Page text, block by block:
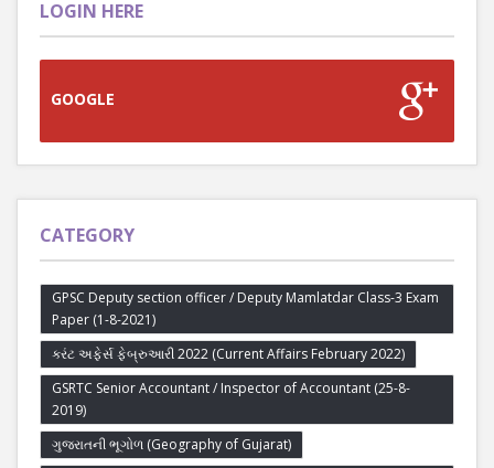
LOGIN HERE
GOOGLE
CATEGORY
GPSC Deputy section officer / Deputy Mamlatdar Class-3 Exam
Paper (1-8-2021)
કરંટ અફેર્સ ફેબ્રુઆરી 2022 (Current Affairs February 2022)
GSRTC Senior Accountant / Inspector of Accountant (25-8-
2019)
ગુજરાતની ભૂગોળ (Geography of Gujarat)